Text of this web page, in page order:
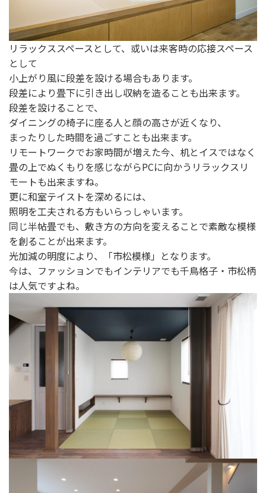
リラックススペースとして、或いは来客時の応接スペース
として
小上がり風に段差を設ける場合もあります。
段差により畳下に引き出し収納を造ることも出来ます。
段差を設けることで、
ダイニングの椅子に座る人と顔の高さが近くなり、
まったりした時間を過ごすことも出来ます。
リモートワークでお家時間が増えた今、机とイスではなく
畳の上でぬくもりを感じながらPCに向かうリラックスリ
モートも出来ますね。
更に和室テイストを深めるには、
照明を工夫される方もいらっしゃいます。
同じ半帖畳でも、敷き方の方向を変えることで素敵な模様
を創ることが出来ます。
光加減の明度により、「市松模様」となります。
今は、ファッションでもインテリアでも千鳥格子・市松柄
は人気ですよね。